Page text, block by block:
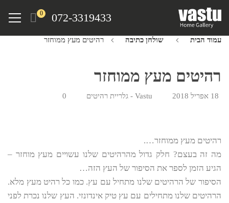
072-3319433
0
Menu
עמוד הבית שולחן כתיבה רהיטים מעץ ממוחזר
רהיטים מעץ ממוחזר
18 אפריל 2018 Vastu - גלריית רהיטים
רהיטים מעץ ממוחזר….
מה זה בעצם? חלק גדול מהרהיטים שלנו עשויים מעץ מוחזר –
הגיע הזמן לספר את הסיפור של העץ הזה…
הסיפור של הרהיטים שלנו מתחיל עם עץ. כמו כל רהיט מעץ מלא.
הרהיטים שלנו מתחילים עם עץ טיק אינדונזי. העץ שלנו נכרת לפני